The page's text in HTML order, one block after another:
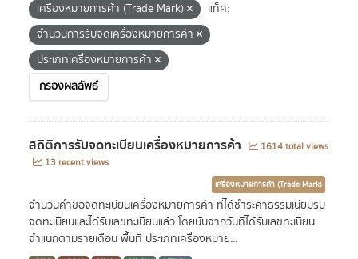
เครื่องหมายการค้า (Trade Mark)
แท็ค:
จำนวนการรับจดเครื่องหมายการค้า
ประเภทเครื่องหมายการค้า
กรองผลลัพธ์
สถิติการรับจดทะเบียนเครื่องหมายการค้า
1614 total views
13 recent views
เครื่องหมายการค้า (Trade Mark)
จำนวนคำขอจดทะเบียนเครื่องหมายการค้า ที่ได้ชำระค่าธรรมเนียมรับ
จดทะเบียนและได้รับเลขทะเบียนแล้ว โดยนับจากวันที่ได้รับเลขทะเบียน
จำแนกตามรายเดือน พื้นที่ ประเภทเครื่องหมาย...